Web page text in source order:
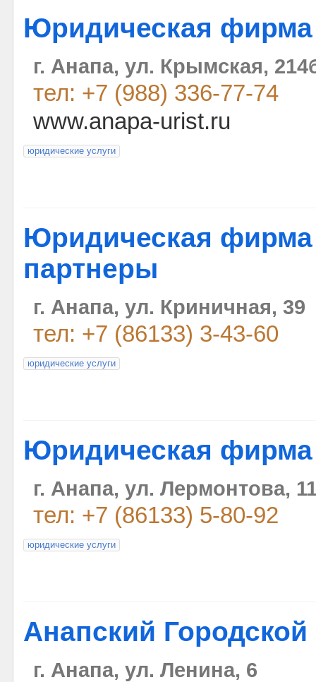
Юридическая
г. Анапа, ул. Крымская,
тел: +7 (988) 336-77-74
www.anapa-urist.ru
юридические услуги
Юридическая
партнеры
г. Анапа, ул. Криничная, 39
тел: +7 (86133) 3-43-60
юридические услуги
Юридическая
г. Анапа, ул. Лермонтова,
тел: +7 (86133) 5-80-92
юридические услуги
Анапский Городской
г. Анапа, ул. Ленина, 6